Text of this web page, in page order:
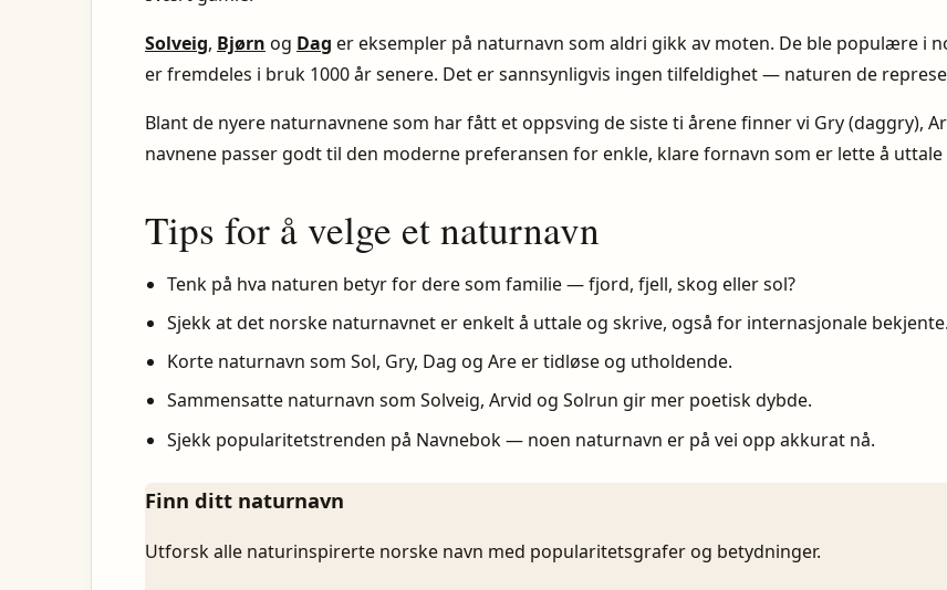
Solveig, Bjørn og Dag er eksempler på naturnavn som aldri gikk av moten. De ble populære i
er fremdeles i bruk 1000 år senere. Det er sannsynligvis ingen tilfeldighet — naturen de
Blant de nyere naturnavnene som har fått et oppsving de siste ti årene finner vi Gry (daggry),
navnene passer godt til den moderne preferansen for enkle, klare fornavn som er lette å
Tips for å velge et naturnavn
Tenk på hva naturen betyr for dere som familie — fjord, fjell, skog eller sol?
Sjekk at det norske naturnavnet er enkelt å uttale og skrive, også for internasjonale bekjente.
Korte naturnavn som Sol, Gry, Dag og Are er tidløse og utholdende.
Sammensatte naturnavn som Solveig, Arvid og Solrun gir mer poetisk dybde.
Sjekk popularitetstrenden på Navnebok — noen naturnavn er på vei opp akkurat nå.
Finn ditt naturnavn
Utforsk alle naturinspirerte norske navn med popularitetsgrafer og betydninger.